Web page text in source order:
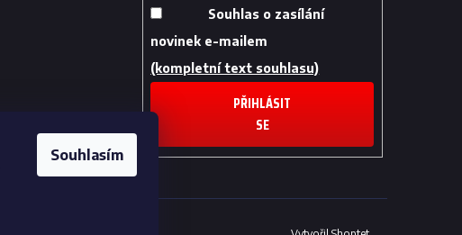
Souhlasím
Souhlas o zasílání
novinek e-mailem
(kompletní text souhlasu)
PŘIHLÁSIT
SE